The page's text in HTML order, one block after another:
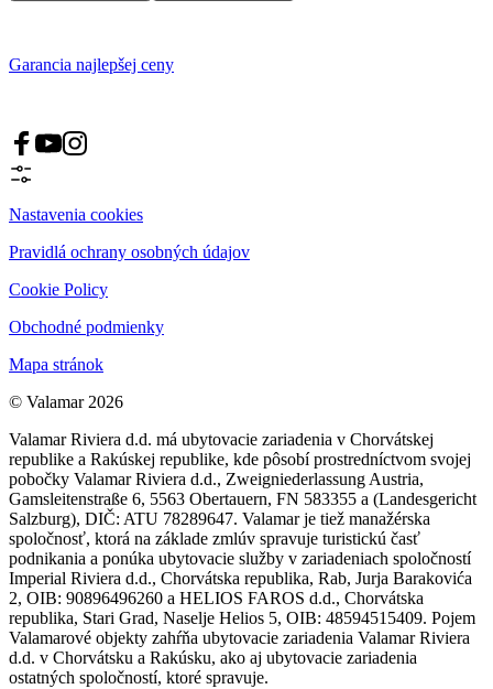
Garancia najlepšej ceny
Nastavenia cookies
Pravidlá ochrany osobných údajov
Cookie Policy
Obchodné podmienky
Mapa stránok
© Valamar 2026
Valamar Riviera d.d. má ubytovacie zariadenia v Chorvátskej
republike a Rakúskej republike, kde pôsobí prostredníctvom svojej
pobočky Valamar Riviera d.d., Zweigniederlassung Austria,
Gamsleitenstraße 6, 5563 Obertauern, FN 583355 a (Landesgericht
Salzburg), DIČ: ATU 78289647. Valamar je tiež manažérska
spoločnosť, ktorá na základe zmlúv spravuje turistickú časť
podnikania a ponúka ubytovacie služby v zariadeniach spoločností
Imperial Riviera d.d., Chorvátska republika, Rab, Jurja Barakovića
2, OIB: 90896496260 a HELIOS FAROS d.d., Chorvátska
republika, Stari Grad, Naselje Helios 5, OIB: 48594515409. Pojem
Valamarové objekty zahŕňa ubytovacie zariadenia Valamar Riviera
d.d. v Chorvátsku a Rakúsku, ako aj ubytovacie zariadenia
ostatných spoločností, ktoré spravuje.